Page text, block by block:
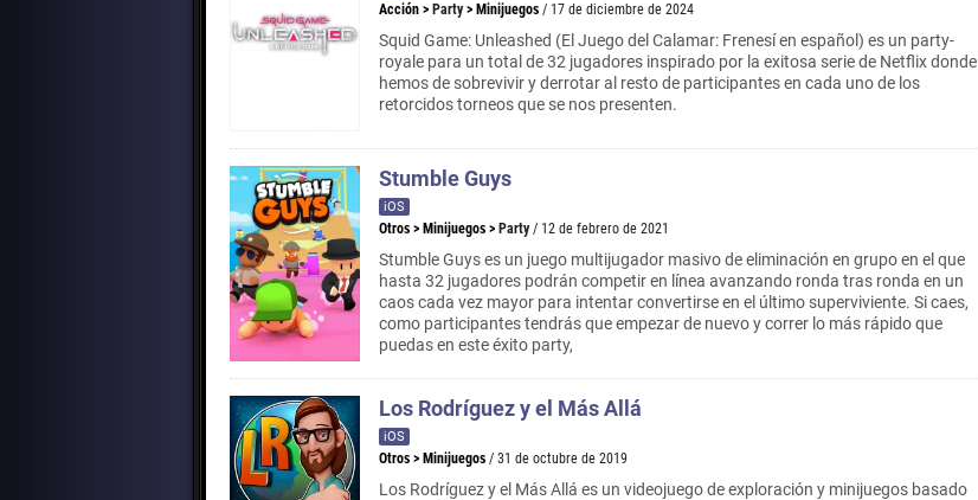
Acción > Party> Minijuegos / 17 de diciembre de 2024
Squid Game: Unleashed (El Juego del Calamar: Frenesí en español) es un party-
royale para un total de 32 jugadores inspirado por la exitosa serie de Netflix donde
hemos de sobrevivir y derrotar al resto de participantes en cada uno de los
retorcidos torneos que se nos presenten.
Stumble Guys
iOS
Otros > Minijuegos > Party / 12 de febrero de 2021
Stumble Guys es un juego multijugador masivo de eliminación en grupo en el que
hasta 32 jugadores podrán competir en línea avanzando ronda tras ronda en un
caos cada vez mayor para intentar convertirse en el último superviviente. Si caes,
como participantes tendrás que empezar de nuevo y correr lo más rápido que
puedas en este éxito party,
Los Rodríguez y el Más Allá
iOS
Otros > Minijuegos / 31 de octubre de 2019
Los Rodríguez y el Más Allá es un videojuego de exploración y minijuegos basado